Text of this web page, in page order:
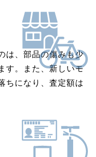
は、部品の傷みも少
す。また、新しいモ
ちになり、査定額は